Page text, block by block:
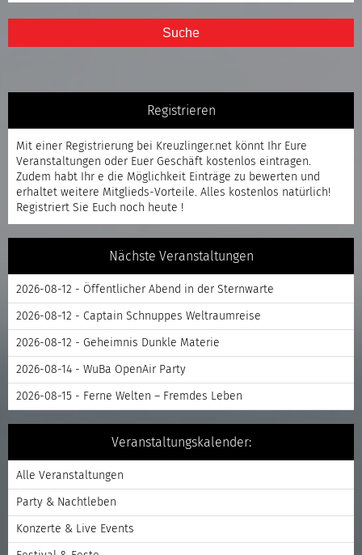
Suche
Registrieren
Mit einer Registrierung bei Kreuzlinger.net könnt Ihr Eure
Veranstaltungen oder Euer Geschäft kostenlos eintragen.
Zudem habt Ihr e die Möglichkeit Einträge zu bewerten und
erhaltet weitere Mitglieds-Vorteile. Alles kostenlos natürlich!
Registriert Sie Euch noch heute !
Nächste Veranstaltungen
2026-08-12 - Öffentlicher Abend in der Sternwarte
2026-08-12 - Captain Schnuppes Weltraumreise
2026-08-12 - Geheimnis Dunkle Materie
2026-08-14 - WuBa OpenAir Party
2026-08-15 - Ferne Welten – Fremdes Leben
Veranstaltungskalender:
Alle Veranstaltungen
Party & Nachtleben
Konzerte & Live Events